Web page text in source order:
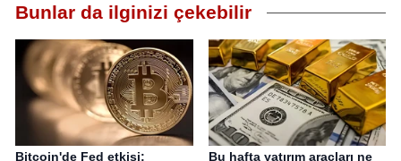
Bunlar da ilginizi çekebilir
Bitcoin'de Fed etkisi: Bu hafta yatırım araçları ne